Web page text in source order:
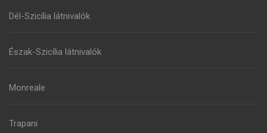
Dél-Szicília látnivalók
Észak-Szicília látnivalók
Monreale
Trapani